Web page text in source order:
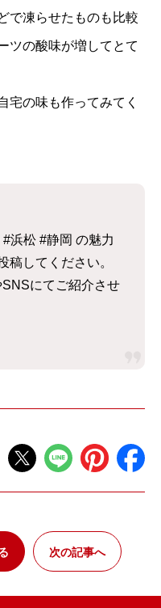
で凍らせたものも比較
ツの酸味が増してとて
宅の味も作ってみてく
浜松 #静岡 の魅力
稿してください。
にてご紹介させ
次の記事へ